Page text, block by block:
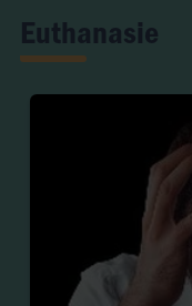
Euthanasie